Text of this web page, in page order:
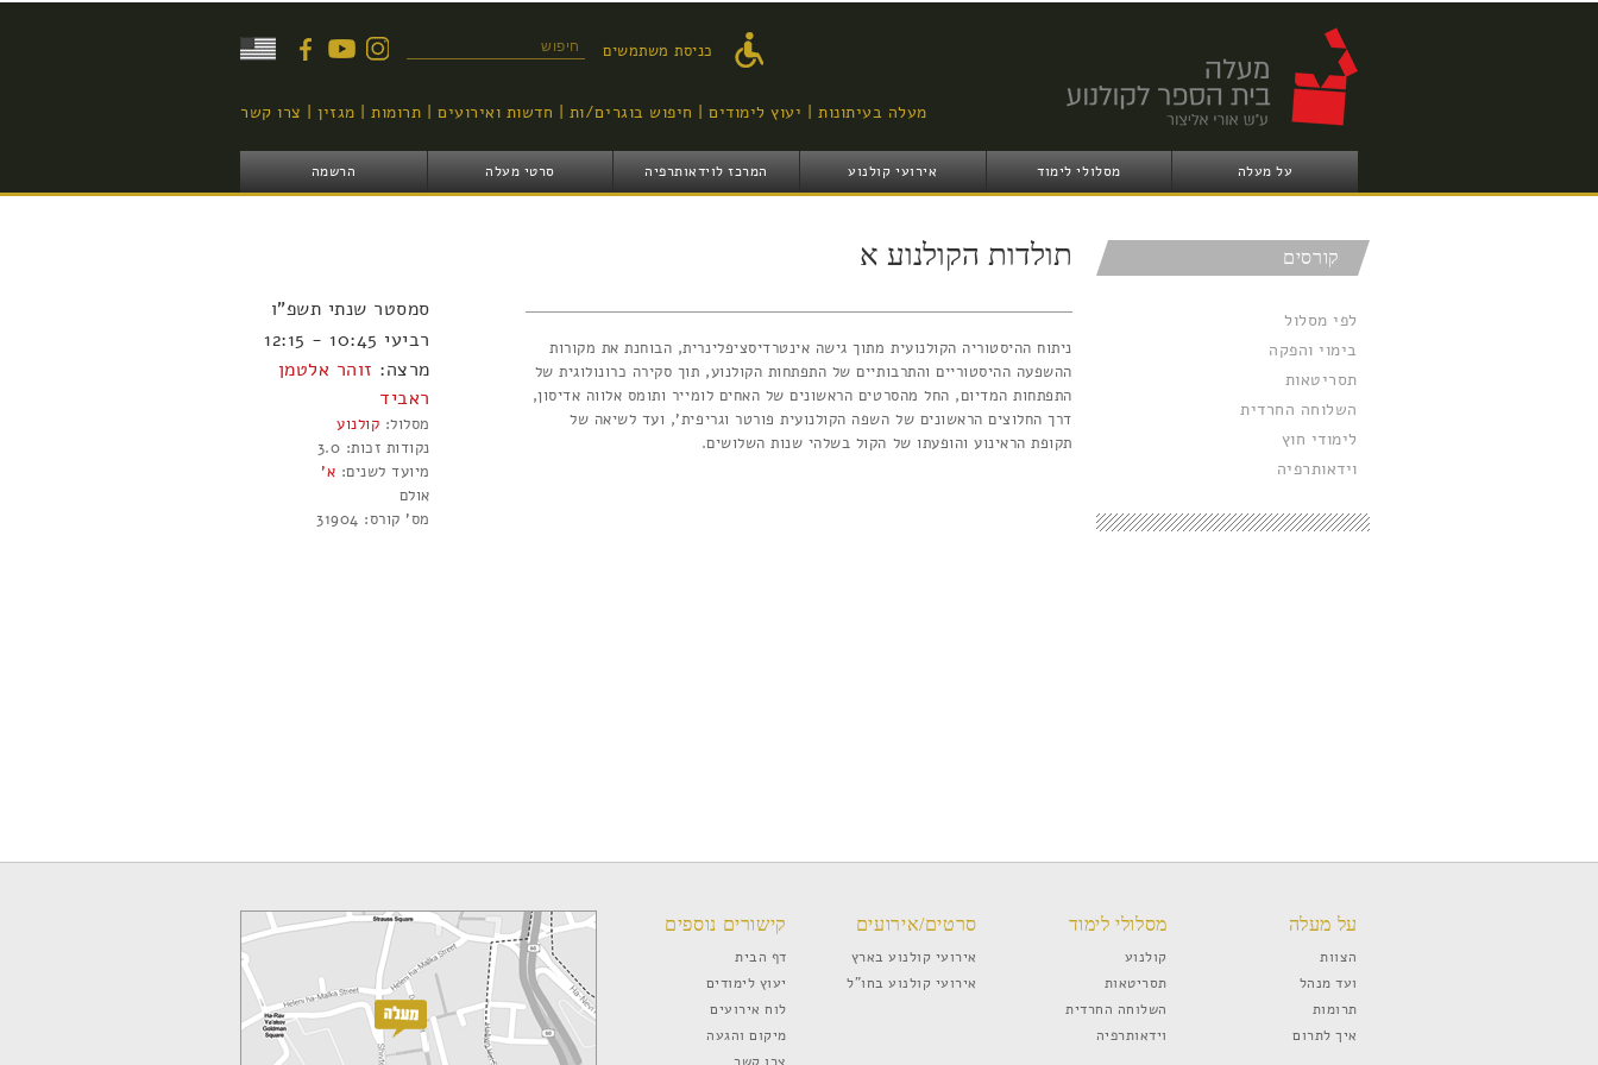
העיקרי
טופס חיפוש כניסת משתמשים
מעלה בעיתונות יעוץ לימודים חיפוש בוגרים/ות חדשות ואירועים תרומות מגזין צרו קשר
על מעלה מסלולי לימוד אירועי קולנוע המרכז לוידאותרפיה סרטי מעלה הרשמה
קורסים
לפי מסלול
בימוי והפקה
תסריטאות
השלוחה החרדית
לימודי חוץ
וידאותרפיה
תולדות הקולנוע א
ניתוח ההיסטוריה הקולנועית מתוך גישה אינטרדיסציפלינרית, הבוחנת את מקורות
ההשפעה ההיסטוריים והתרבותיים של התפתחות הקולנוע, תוך סקירה כרונולוגית של
התפתחות המדיום, החל מהסרטים הראשונים של האחים לומייר ותומס אלווה אדיסון,
דרך החלוצים הראשונים של השפה הקולנועית פורטר וגריפית', ועד לשיאה של
תקופת הראינוע והופעתו של הקול בשלהי שנות השלושים.
סמסטר שנתי תשפ"ו
רביעי 10:45 - 12:15
מרצה: זוהר אלטמן
ראביד
מסלול: קולנוע
נקודות זכות: 3.0
מיועד לשנים: א'
אולם
מס' קורס: 31904
על מעלה
הצוות
ועד מנהל
תרומות
איך לתרום
מסלולי לימוד
קולנוע
תסריטאות
השלוחה החרדית
וידאותרפיה
סרטים/אירועים
אירועי קולנוע בארץ
אירועי קולנוע בחו”ל
קישורים נוספים
דף הבית
יעוץ לימודים
לוח אירועים
מיקום והגעה
צרו קשר